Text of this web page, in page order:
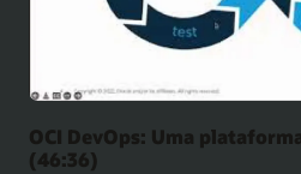
OCI DevOps: Uma
(46:36)